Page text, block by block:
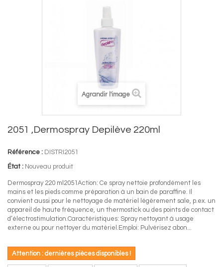
Agrandir l'image
2051 ,Dermospray Depilève 220ml
Référence : DISTRI2051
État : Nouveau produit
Dermospray 220 ml2051Action: Ce spray nettoie profondément les
mains et les pieds comme préparation à un bain de paraffine. Il
convient aussi pour le nettoyage de matériel légèrement sale, p.ex. un
appareil de haute fréquence, un thermostick ou des points de contact
d’électrostimulation.Caractéristiques: Spray nettoyant à usage
externe ou pour nettoyer du matériel.Emploi: Pulvérisez abon...
Attention : dernières pièces disponibles !